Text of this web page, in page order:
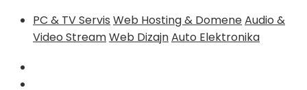
PC & TV Servis Web Hosting & DomeneAudio &
Video StreamWeb DizajnAuto Elektronika